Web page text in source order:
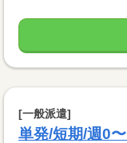
[一般派遣]
単発/短期/週0